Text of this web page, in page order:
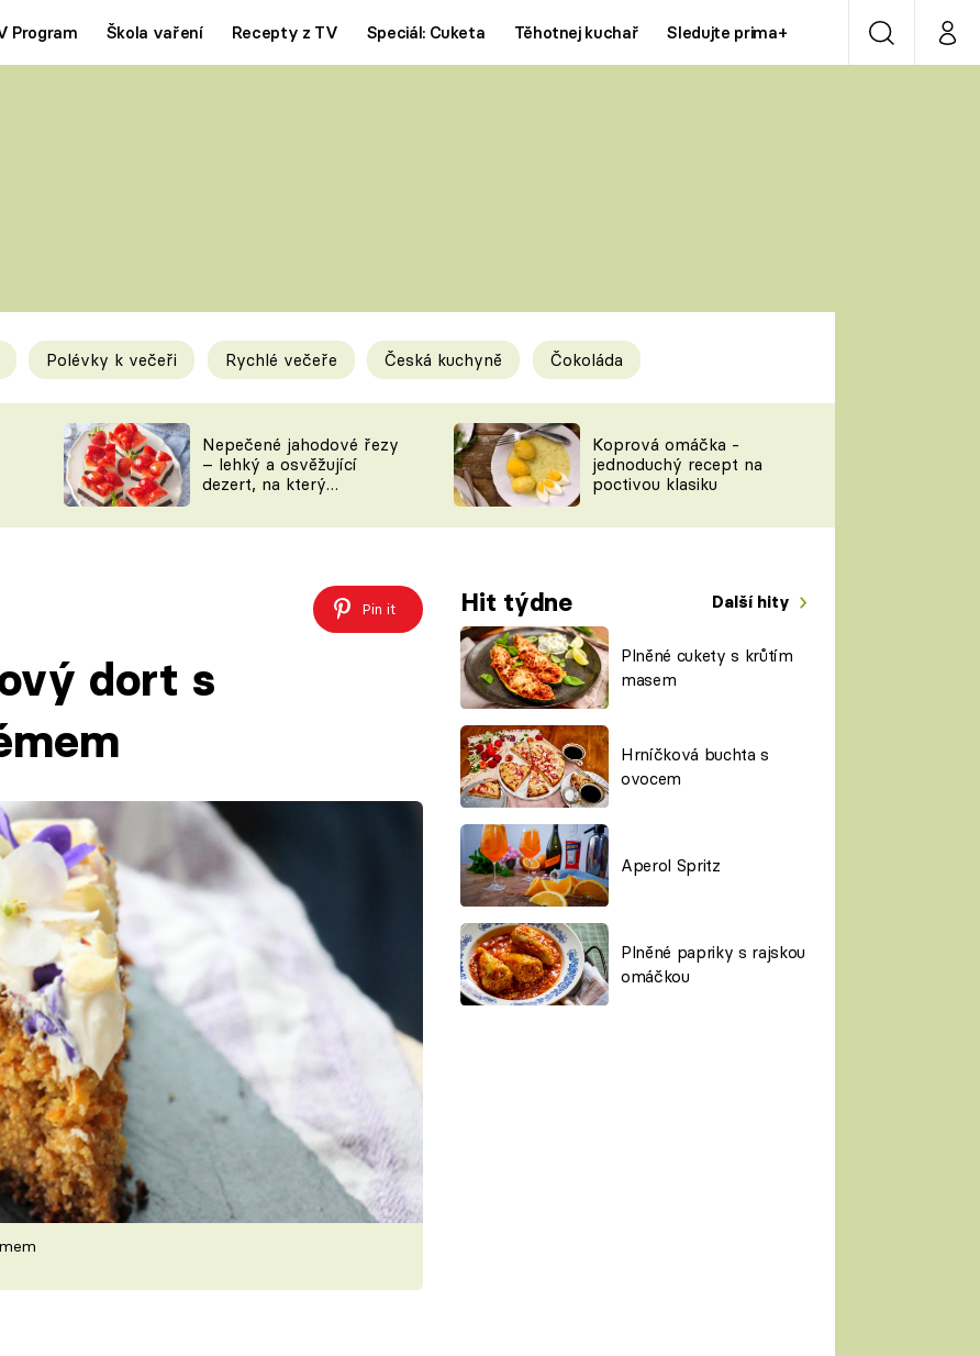
Program Škola vaření Recepty z TV Speciál: Cuketa Těhotnej kuchař Sledujte prima+ VyhledáváníMůj
Tipy a triky
KAM ZA JÍDLEM
VYCHYTÁVKY
Novinky
ŠÉFREDAKTORKY
ČASOPIS
Prima LAJK
Sledujte nás
Polévky k večeři Rychlé večeře Česká kuchyně Čokoláda
Nepečené jahodové řezy
– lehký a osvěžující
dezert, na který
Koprová omáčka -
jednoduchý recept na
poctivou klasiku
Pin it Hit týdne Další hity
Plněné cukety s krůtím
masem
Hrníčková buchta s
ovocem
Aperol Spritz
Plněné papriky s rajskou
omáčkou
dort s